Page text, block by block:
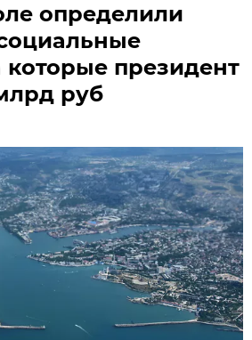
определили
которые президент
руб